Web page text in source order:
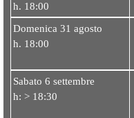
h. 18:00
Domenica 31 agosto
h. 18:00
Sabato 6 settembre
h: > 18:30